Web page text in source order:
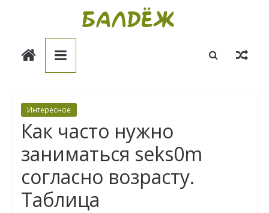
Балдёж
Интересное
Как часто нужно
зaниматься seks0m
согласно возрасту.
Таблица